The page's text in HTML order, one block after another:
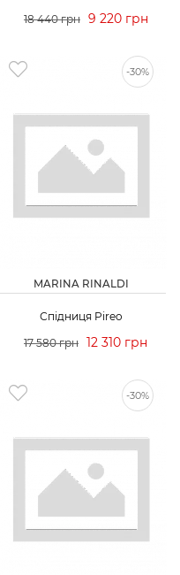
18 440 грн 9 220 грн
-30%
MARINA RINALDI
Спідниця Pireo
17 580 грн 12 310 грн
-30%